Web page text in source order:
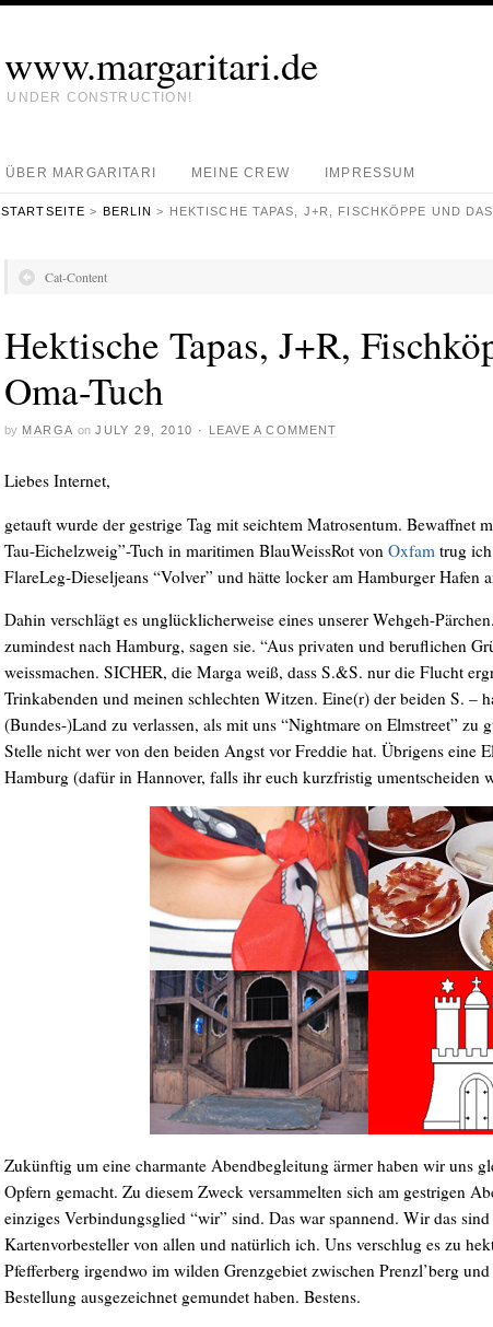
www.margaritari.de
UNDER CONSTRUCTION!
ÜBER MARGARITARI MEINE CREW IMPRESSUM
STARTSEITE > BERLIN > HEKTISCHE TAPAS, J+R, FISCHKÖPPE UND
Cat-Content
Hektische Tapas, J+R,
Oma-Tuch
by MARGA on JULY 29, 2010 · LEAVE A COMMENT
Liebes Internet,
getauft wurde der gestrige Tag mit seichtem Matrosentum. Bewaffnet
Tau-Eichelzweig”-Tuch in maritimen BlauWeissRot von Oxfam trug
FlareLeg-Dieseljeans “Volver” und hätte locker am Hamburger Hafen
Dahin verschlägt es unglücklicherweise eines unserer Wehgeh-
zumindest nach Hamburg, sagen sie. “Aus privaten und beruflichen
weissmachen. SICHER, die Marga weiß, dass S.&S. nur die Flucht
Trinkabenden und meinen schlechten Witzen. Eine(r) der beiden S. –
(Bundes-)Land zu verlassen, als mit uns “Nightmare on Elmstreet” zu
Stelle nicht wer von den beiden Angst vor Freddie hat. Übrigens eine
Hamburg (dafür in Hannover, falls ihr euch kurzfristig umentscheiden
Zukünftig um eine charmante Abendbegleitung ärmer haben wir uns
Opfern gemacht. Zu diesem Zweck versammelten sich am gestrigen
einziges Verbindungsglied “wir” sind. Das war spannend. Wir das
Kartenvorbesteller von allen und natürlich ich. Uns verschlug es zu
Pfefferberg irgendwo im wilden Grenzgebiet zwischen Prenzl’berg
Bestellung ausgezeichnet gemundet haben. Bestens.